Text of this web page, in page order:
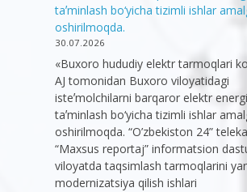
taʼminlash bo‘yicha tizimli ishlar
oshirilmoqda.
30.07.2026
«Buxoro hududiy elektr tarmoqlari
AJ tomonidan Buxoro viloyatidagi
isteʼmolchilarni barqaror elektr
taʼminlash bo‘yicha tizimli ishlar
oshirilmoqda. “O’zbekiston 24”
“Maxsus reportaj” informatsion
viloyatda taqsimlash tarmoqlarini
modernizatsiya qilish ishlari